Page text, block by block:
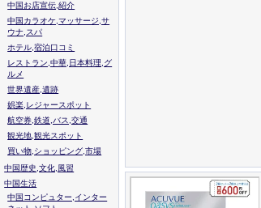
中国お店宣伝,紹介
中国カラオケ,マッサージ,サ
ウナ,スパ
ホテル,宿泊口コミ
レストラン,中華,日本料理,グ
ルメ
世界遺産,遺跡
娯楽,レジャースポット
航空券,鉄道,バス,交通
観光地,観光スポット
買い物,ショッピング,市場
中国歴史,文化,風習
中国生活
中国コンピュター,インター